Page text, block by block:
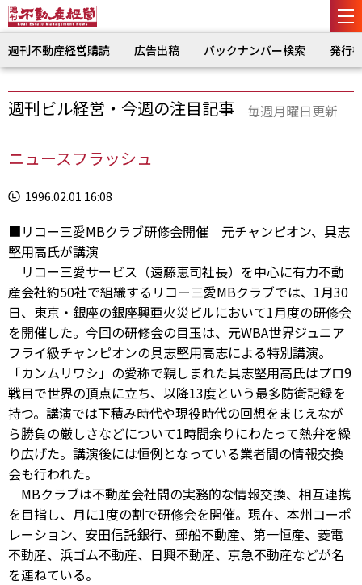
週刊不動産経営購読 広告出稿 バックナンバー検索 発行
週刊ビル経営・今週の注目記事 毎週月曜日更新
ニュースフラッシュ
1996.02.01 16:08
■リコー三愛MBクラブ研修会開催 元チャンピオン、具志
堅用高氏が講演
リコー三愛サービス（遠藤恵司社長）を中心に有力不動
産会社約50社で組織するリコー三愛MBクラブでは、1月30
日、東京・銀座の銀座興亜火災ビルにおいて1月度の研修会
を開催した。今回の研修会の目玉は、元WBA世界ジュニア
フライ級チャンピオンの具志堅用高志による特別講演。
「カンムリワシ」の愛称で親しまれた具志堅用高氏はプロ9
戦目で世界の頂点に立ち、以降13度という最多防衛記録を
持つ。講演では下積み時代や現役時代の回想をまじえなが
ら勝負の厳しさなどについて1時間余りにわたって熱弁を繰
り広げた。講演後には恒例となっている業者間の情報交換
会も行われた。
MBクラブは不動産会社間の実務的な情報交換、相互連携
を目指し、月に1度の割で研修会を開催。現在、本州コーポ
レーション、安田信託銀行、郵船不動産、第一恒産、菱電
不動産、浜ゴム不動産、日興不動産、京急不動産などが名
を連ねている。